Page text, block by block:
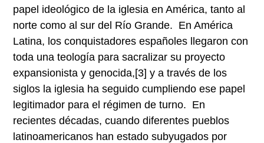
papel ideológico de la iglesia en América, tanto al
norte como al sur del Río Grande. En América
Latina, los conquistadores españoles llegaron con
toda una teología para sacralizar su proyecto
expansionista y genocida,[3] y a través de los
siglos la iglesia ha seguido cumpliendo ese papel
legitimador para el régimen de turno. En
recientes décadas, cuando diferentes pueblos
latinoamericanos han estado subyugados por